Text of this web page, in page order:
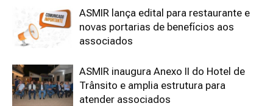
ASMIR lança edital para restaurante e
novas portarias de benefícios aos
associados
ASMIR inaugura Anexo II do Hotel de
Trânsito e amplia estrutura para
atender associados